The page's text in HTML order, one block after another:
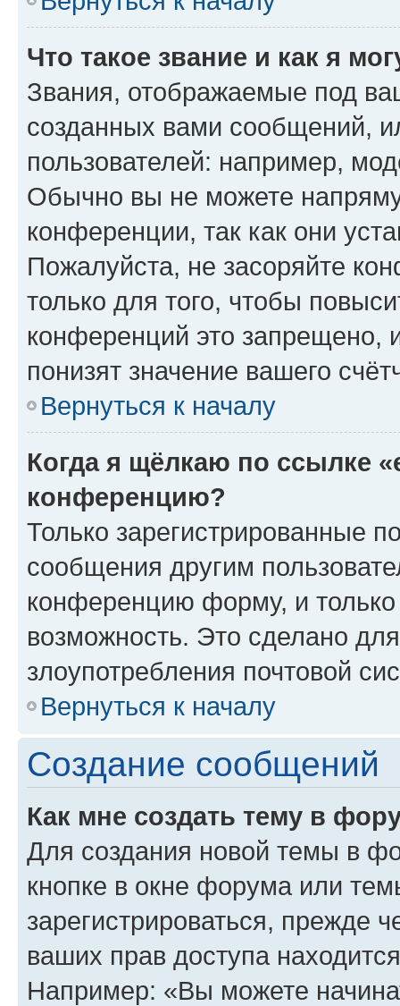
Что такое звание и как я
Звания, отображаемые под
созданных вами сообщений,
пользователей: например,
Обычно вы не можете
конференции, так как они
Пожалуйста, не засоряйте
только для того, чтобы
конференций это запрещено,
понизят значение вашего
Вернуться к началу
Когда я щёлкаю по ссылке
конференцию?
Только зарегистрированные
сообщения другим
конференцию форму, и
возможность. Это сделано
злоупотребления почтовой
Вернуться к началу
Создание сообщений
Как мне создать тему в
Для создания новой темы в
кнопке в окне форума или
зарегистрироваться, прежде
ваших прав доступа
Например: «Вы можете